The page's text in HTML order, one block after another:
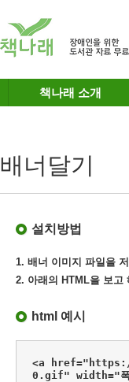
책나래 소개
배너달기
설치방법
1. 배너 이미지 파일을
2. 아래의 HTML을 보고
html 예시
<a
0.gif" width="폭